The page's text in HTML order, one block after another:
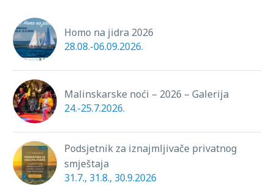
Homo na jidra 2026
28.08.-06.09.2026.
Malinskarske noći – 2026 – Galerija
24.-25.7.2026.
Podsjetnik za iznajmljivače privatnog
smještaja
31.7., 31.8., 30.9.2026